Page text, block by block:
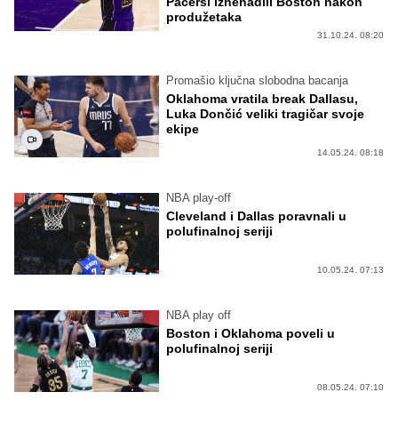
produžetaka
31.10.24. 08:20
Promašio ključna slobodna bacanja
Oklahoma vratila break Dallasu,
Luka Dončić veliki tragičar svoje
ekipe
14.05.24. 08:18
NBA play-off
Cleveland i Dallas poravnali u
polufinalnoj seriji
10.05.24. 07:13
NBA play off
Boston i Oklahoma poveli u
polufinalnoj seriji
08.05.24. 07:10